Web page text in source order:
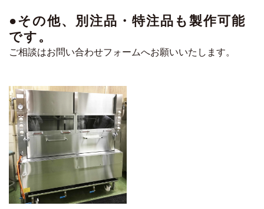
●その他、別注品・特注品も製作可能
です。
ご相談はお問い合わせフォームへお願いいたします。